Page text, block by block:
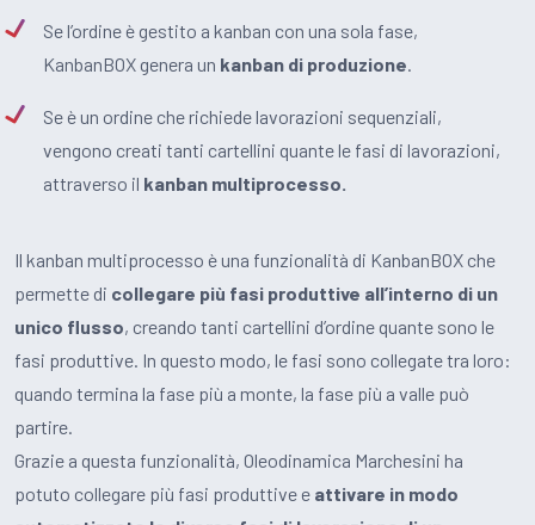
Se l’ordine è gestito a kanban con una sola fase,
KanbanBOX genera un kanban di produzione.
Se è un ordine che richiede lavorazioni sequenziali,
vengono creati tanti cartellini quante le fasi di lavorazioni,
attraverso il kanban multiprocesso.
Il kanban multiprocesso è una funzionalità di KanbanBOX che
permette di collegare più fasi produttive all’interno di un
unico flusso, creando tanti cartellini d’ordine quante sono le
fasi produttive. In questo modo, le fasi sono collegate tra loro:
quando termina la fase più a monte, la fase più a valle può
partire.
Grazie a questa funzionalità, Oleodinamica Marchesini ha
potuto collegare più fasi produttive e attivare in modo